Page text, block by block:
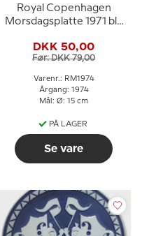
Royal Copenhagen
Morsdagsplatte 1971 blå
DKK 50,00
Før: DKK 79,00
Varenr.: RM1974
Årgang: 1974
Mål: Ø: 15 cm
PÅ LAGER
Se vare